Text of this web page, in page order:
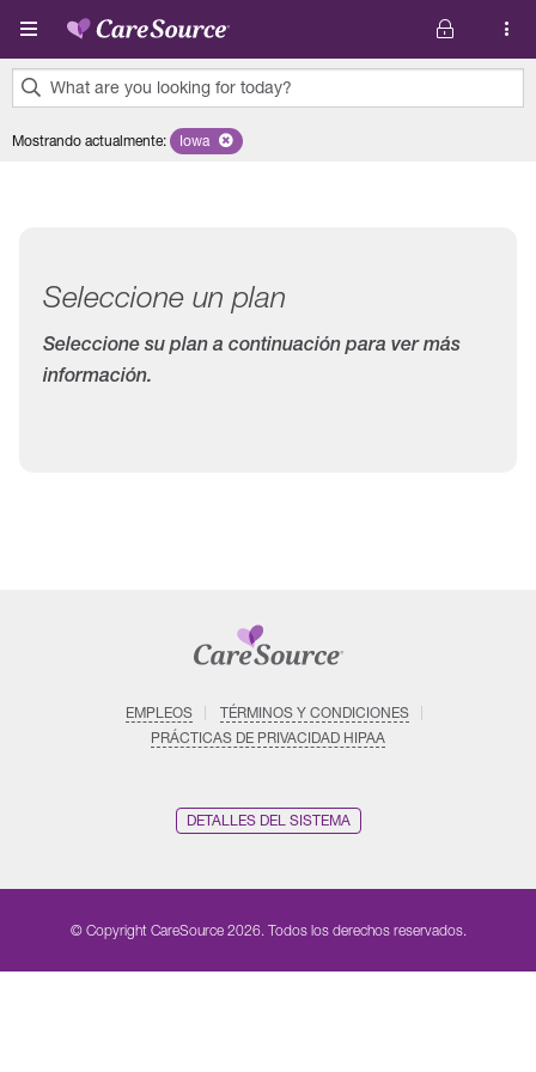
Pasar al contenido principal
What are you looking for today?
results
Mostrando actualmente: Remove selected state 'Iowa'
Iowa
Seleccione un plan
Seleccione su plan a continuación para ver más
información.
EMPLEOS
TÉRMINOS Y CONDICIONES
PRÁCTICAS DE PRIVACIDAD HIPAA
DETALLES DEL SISTEMA
© Copyright CareSource 2026. Todos los derechos reservados.